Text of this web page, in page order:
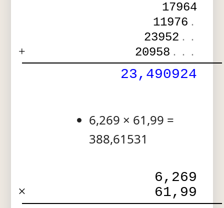
17964
11976 .
23952 .
.
20958 .
.
.
+
23,490924
6,269 × 61,99 =
388,61531
6,269
×
61,99